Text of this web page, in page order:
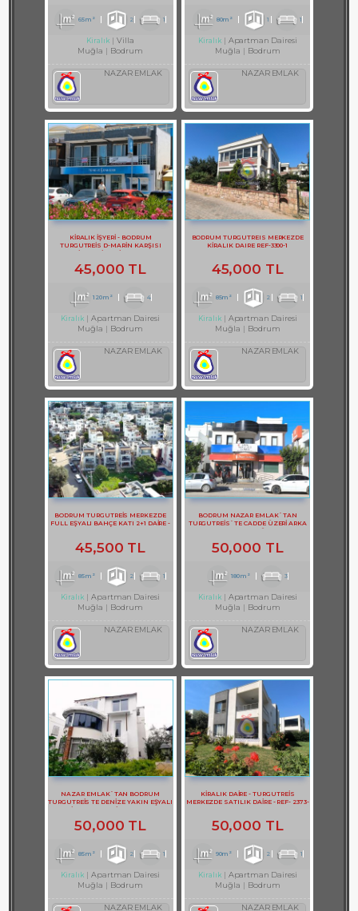
65m² 2 1
Kiralık
Villa
Muğla
Bodrum
NAZAR EMLAK
80m² 1 1
Kiralık
Apartman Dairesi
Muğla
Bodrum
NAZAR EMLAK
KİRALIK İŞYERİ - BODRUM
TURGUTREİS D-MARİN KARŞISI
45,000 TL
120m² 4
Kiralık
Apartman Dairesi
Muğla
Bodrum
NAZAR EMLAK
BODRUM TURGUTREIS MERKEZDE
KİRALIK DAIRE REF-3300-1
45,000 TL
85m² 2 1
Kiralık
Apartman Dairesi
Muğla
Bodrum
NAZAR EMLAK
BODRUM TURGUTREİS MERKEZDE
FULL EŞYALI BAHÇE KATI 2+1 DAİRE -
45,500 TL
85m² 2 1
Kiralık
Apartman Dairesi
Muğla
Bodrum
NAZAR EMLAK
BODRUM NAZAR EMLAK`TAN
TURGUTREİS`TE CADDE ÜZERİ ARKA
50,000 TL
180m² 3
Kiralık
Apartman Dairesi
Muğla
Bodrum
NAZAR EMLAK
NAZAR EMLAK`TAN BODRUM
TURGUTREİS TE DENİZE YAKIN EŞYALI
50,000 TL
85m² 2 1
Kiralık
Apartman Dairesi
Muğla
Bodrum
NAZAR EMLAK
KİRALIK DAİRE - TURGUTREİS
MERKEZDE SATILIK DAİRE - REF- 2373-
50,000 TL
90m² 2 1
Kiralık
Apartman Dairesi
Muğla
Bodrum
NAZAR EMLAK